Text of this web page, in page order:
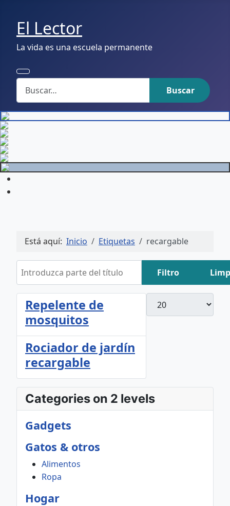
El Lector
La vida es una escuela permanente
Buscar
Buscar
Está aquí: Inicio Etiquetas recargable
Filtro
Repelente de
mosquitos
Rociador de jardín
recargable
Categories on 2 levels
Gadgets
Gatos & otros
Alimentos
Ropa
Hogar